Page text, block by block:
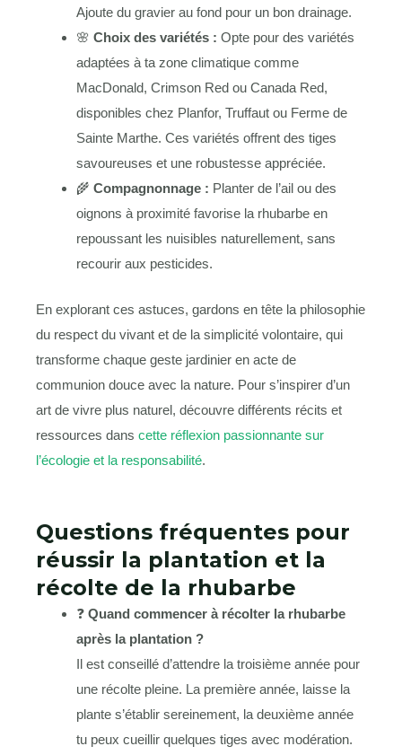
Ajoute du gravier au fond pour un bon drainage.
🌸 Choix des variétés : Opte pour des variétés
adaptées à ta zone climatique comme
MacDonald, Crimson Red ou Canada Red,
disponibles chez Planfor, Truffaut ou Ferme de
Sainte Marthe. Ces variétés offrent des tiges
savoureuses et une robustesse appréciée.
🌾 Compagnonnage : Planter de l’ail ou des
oignons à proximité favorise la rhubarbe en
repoussant les nuisibles naturellement, sans
recourir aux pesticides.
En explorant ces astuces, gardons en tête la philosophie
du respect du vivant et de la simplicité volontaire, qui
transforme chaque geste jardinier en acte de
communion douce avec la nature. Pour s’inspirer d’un
art de vivre plus naturel, découvre différents récits et
ressources dans cette réflexion passionnante sur
l’écologie et la responsabilité.
Questions fréquentes pour
réussir la plantation et la
récolte de la rhubarbe
❓ Quand commencer à récolter la rhubarbe
après la plantation ?
Il est conseillé d’attendre la troisième année pour
une récolte pleine. La première année, laisse la
plante s’établir sereinement, la deuxième année
tu peux cueillir quelques tiges avec modération.